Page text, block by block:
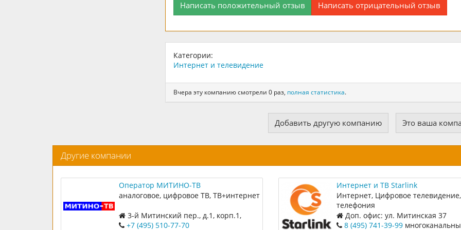
Написать положительный отзыв Написать отрицательный отзыв
Категории:
Интернет и телевидение
Вчера эту компанию смотрели 0 раз, полная статистика.
Добавить другую компанию Это ваша
Другие компании
Оператор МИТИНО-ТВ
аналоговое, цифровое ТВ, ТВ+интернет
3-й Митинский пер., д.1, корп.1,
подъезд 3
+7 (495) 510-77-70
Интернет и ТВ Starlink
Интернет, Цифровое
телефония
Доп. офис: ул. Митинская 37
8 (495) 741-39-99